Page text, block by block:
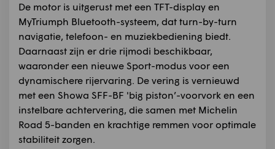
De motor is uitgerust met een TFT-display en
MyTriumph Bluetooth-systeem, dat turn-by-turn
navigatie, telefoon- en muziekbediening biedt.
Daarnaast zijn er drie rijmodi beschikbaar,
waaronder een nieuwe Sport-modus voor een
dynamischere rijervaring. De vering is vernieuwd
met een Showa SFF-BF 'big piston’-voorvork en een
instelbare achtervering, die samen met Michelin
Road 5-banden en krachtige remmen voor optimale
stabiliteit zorgen.